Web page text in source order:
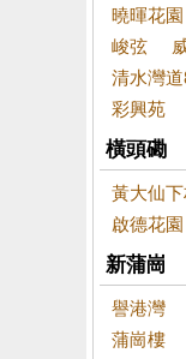
曉暉花園
峻弦
清水灣
彩興苑
橫頭磡
黃大仙
啟德花園
新蒲崗
譽港灣
蒲崗樓